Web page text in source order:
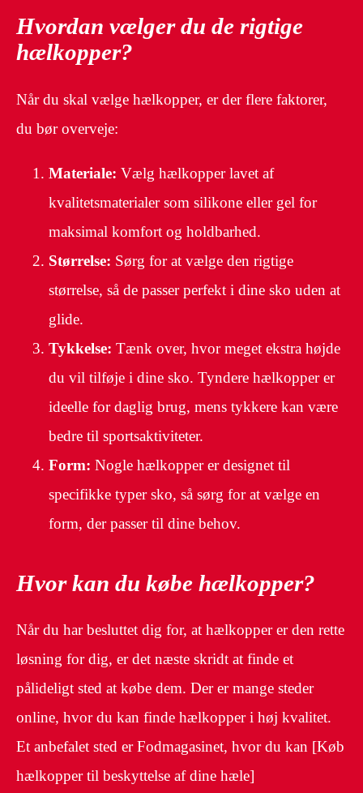
Hvordan vælger du de rigtige
hælkopper?
Når du skal vælge hælkopper, er der flere faktorer,
du bør overveje:
Materiale: Vælg hælkopper lavet af
kvalitetsmaterialer som silikone eller gel for
maksimal komfort og holdbarhed.
Størrelse: Sørg for at vælge den rigtige
størrelse, så de passer perfekt i dine sko uden at
glide.
Tykkelse: Tænk over, hvor meget ekstra højde
du vil tilføje i dine sko. Tyndere hælkopper er
ideelle for daglig brug, mens tykkere kan være
bedre til sportsaktiviteter.
Form: Nogle hælkopper er designet til
specifikke typer sko, så sørg for at vælge en
form, der passer til dine behov.
Hvor kan du købe hælkopper?
Når du har besluttet dig for, at hælkopper er den rette
løsning for dig, er det næste skridt at finde et
pålideligt sted at købe dem. Der er mange steder
online, hvor du kan finde hælkopper i høj kvalitet.
Et anbefalet sted er Fodmagasinet, hvor du kan [Køb
hælkopper til beskyttelse af dine hæle]